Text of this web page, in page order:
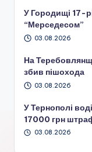
У Городищі 17-
“Мерседесом”
03.08.2026
На
збив пішохода
03.08.2026
У Тернополі
17000 грн
03.08.2026